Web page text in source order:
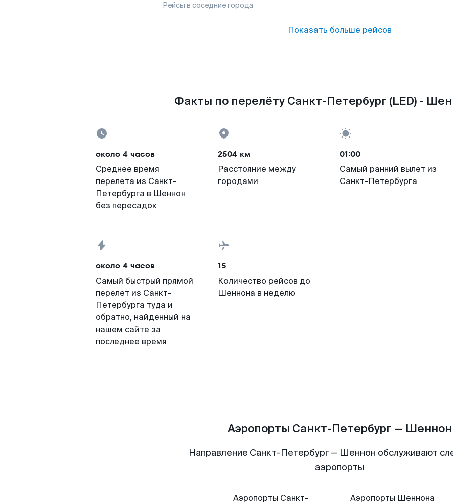
Рейсы в соседние города
Показать больше рейсов
Факты по перелёту Санкт-Петербург (LED) -
около 4 часов
Среднее время
перелета из Санкт-
Петербурга в Шеннон
без пересадок
2504 км
Расстояние между
городами
01:00
Самый ранний вылет из
Санкт-Петербурга
около 4 часов
Самый быстрый прямой
перелет из Санкт-
Петербурга туда и
обратно, найденный на
нашем сайте за
последнее время
15
Количество рейсов до
Шеннона в неделю
Аэропорты Санкт-Петербург — Шеннон
Направление Санкт-Петербург — Шеннон обслуживают
аэропорты
Аэропорты Санкт-
Аэропорты Шеннона